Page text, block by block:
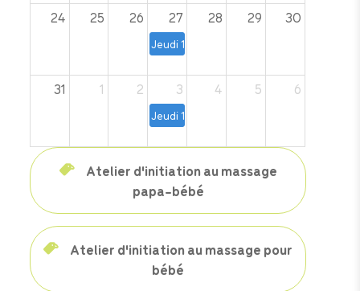
24 25 26 27
Jeudi 13, 20, 27 août, 3, 10 et 17
28 29 30
31 1 2 3
Jeudi 13, 20, 27 août, 3, 10 et 17
4 5 6
Atelier d'initiation au massage
papa-bébé
Atelier d'initiation au massage pour
bébé